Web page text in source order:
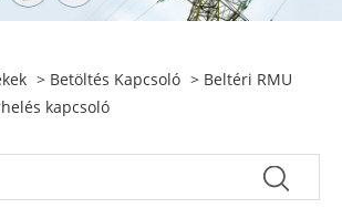
> Betöltés Kapcsoló > Beltéri RMU
kapcsoló